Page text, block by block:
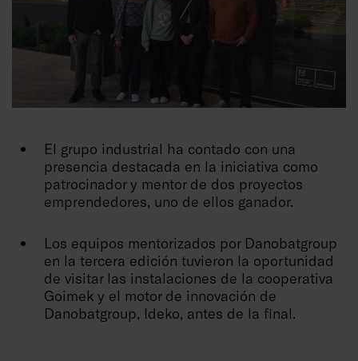
El grupo industrial ha contado con una
presencia destacada en la iniciativa como
patrocinador y mentor de dos proyectos
emprendedores, uno de ellos ganador.
Los equipos mentorizados por Danobatgroup
en la tercera edición tuvieron la oportunidad
de visitar las instalaciones de la cooperativa
Goimek y el motor de innovación de
Danobatgroup, Ideko, antes de la final.